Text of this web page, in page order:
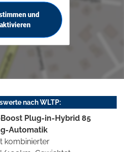
und
aktivieren
nach WLTP:
Plug-in-Hybrid 85
Automatik
kombinierter